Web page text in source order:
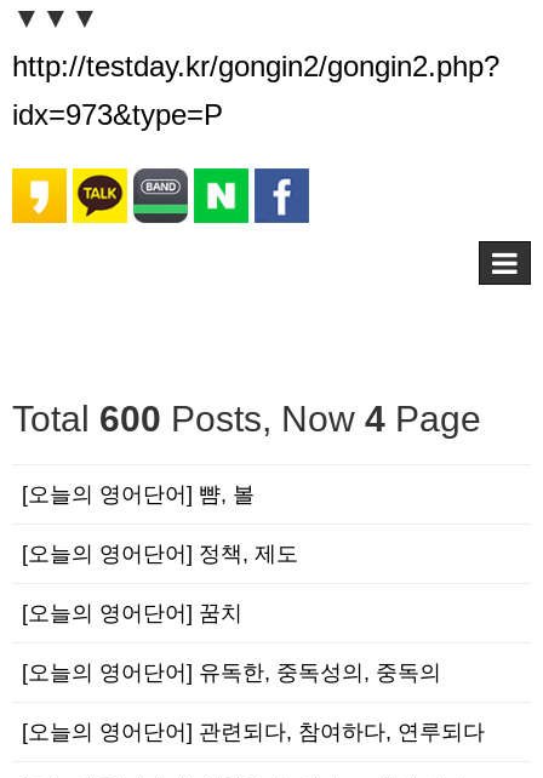
▼▼▼
http://testday.kr/gongin2/gongin2.php?
idx=973&type=P
Total 600 Posts, Now 4 Page
[오늘의 영어단어] 뺨, 볼
[오늘의 영어단어] 정책, 제도
[오늘의 영어단어] 꿈치
[오늘의 영어단어] 유독한, 중독성의, 중독의
[오늘의 영어단어] 관련되다, 참여하다, 연루되다